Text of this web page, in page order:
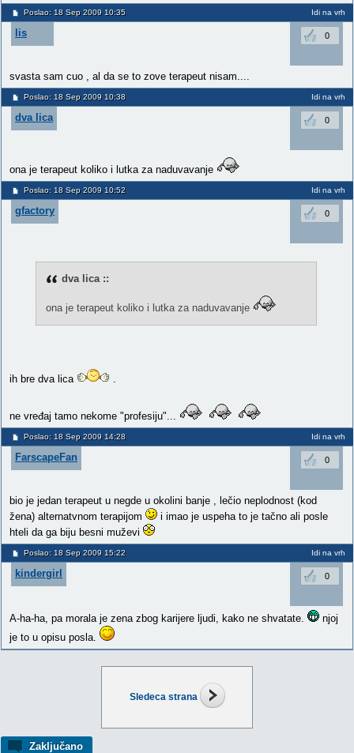
Sledeca strana
Zaključano
Poslao: 18 Sep 2009 10:35 Idi na vrh
lis 0
svasta sam cuo , al da se to zove terapeut nisam....
Poslao: 18 Sep 2009 10:38 Idi na vrh
dva lica 0
ona je terapeut koliko i lutka za naduvavanje
Poslao: 18 Sep 2009 10:52 Idi na vrh
gfactory 0
dva lica ::
ona je terapeut koliko i lutka za naduvavanje
ih bre dva lica .
ne vređaj tamo nekome "profesiju"...
Poslao: 18 Sep 2009 14:28 Idi na vrh
FarscapeFan 0
bio je jedan terapeut u negde u okolini banje , lečio neplodnost (kod
žena) alternatvnom terapijom
i imao je uspeha to je tačno ali posle
hteli da ga biju besni muževi
Poslao: 18 Sep 2009 15:22 Idi na vrh
kindergirl 0
A-ha-ha, pa morala je zena zbog karijere ljudi, kako ne shvatate.
njoj
je to u opisu posla.